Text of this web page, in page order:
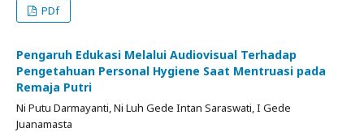
PDf
Pengaruh Edukasi Melalui Audiovisual Terhadap
Pengetahuan Personal Hygiene Saat Mentruasi pada
Remaja Putri
Ni Putu Darmayanti, Ni Luh Gede Intan Saraswati, I Gede
Juanamasta